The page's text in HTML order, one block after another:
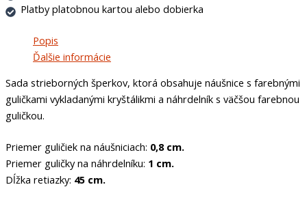
Platby platobnou kartou alebo dobierka
Popis
Ďalšie informácie
Sada strieborných šperkov, ktorá obsahuje náušnice s farebnými
guličkami vykladanými kryštálikmi a náhrdelník s väčšou farebnou
guličkou.
Priemer guličiek na náušniciach: 0,8 cm.
Priemer guličky na náhrdelníku: 1 cm.
Dĺžka retiazky: 45 cm.